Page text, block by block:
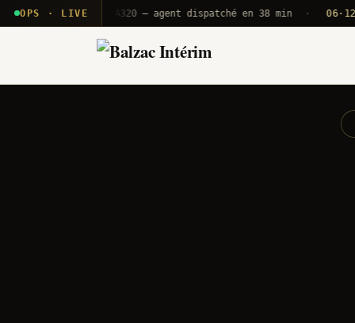
OPS · LIVE
T2E · B71 Push A320 — agent dispatché en 38 min · 06·12 UTC